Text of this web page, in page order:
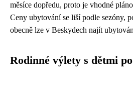
měsíce dopředu, proto je vhodné
Ceny ubytování se liší podle sezóny,
obecně lze v Beskydech najít
Rodinné výlety s dětmi